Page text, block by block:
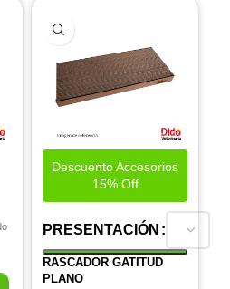
Descuento Accesorios
15% Off
PRESENTACIÓN
RASCADOR GATITUD
PLANO